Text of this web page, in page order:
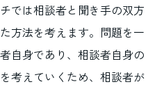
では相談者と聞き手の双方
方法を考えます。問題を一
自身であり、相談者自身の
考えていくため、相談者が